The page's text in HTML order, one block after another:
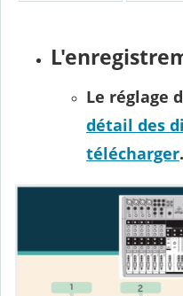
Le réglage
détail des
télécharger.